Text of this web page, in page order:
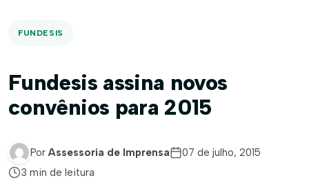
FUNDESIS
Fundesis assina novos
convênios para 2015
Por Assessoria de Imprensa
07 de julho, 2015
3 min de leitura